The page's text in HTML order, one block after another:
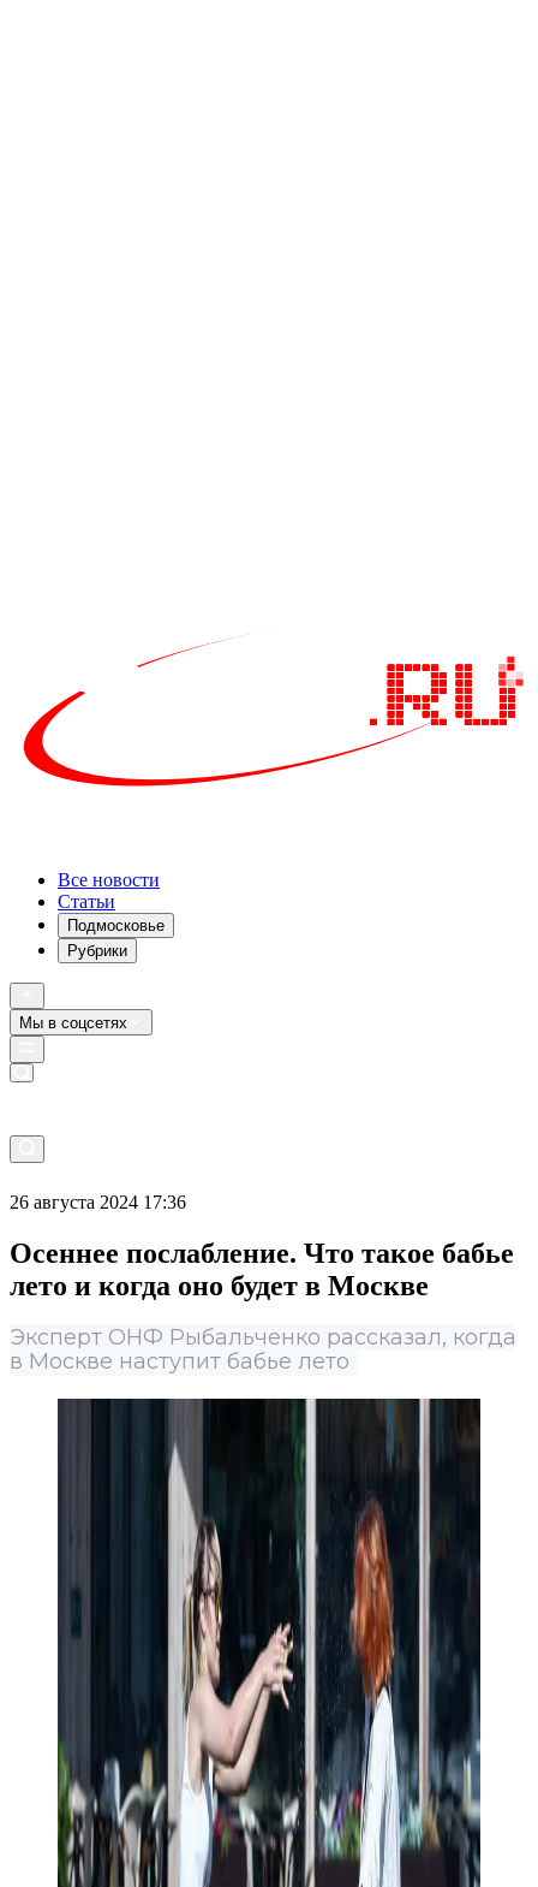
Все новости
Статьи
Подмосковье
Рубрики
Мы в соцсетях
26 августа 2024 17:36
Осеннее послабление. Что такое бабье
лето и когда оно будет в Москве
Эксперт ОНФ Рыбальченко рассказал, когда
в Москве наступит бабье лето